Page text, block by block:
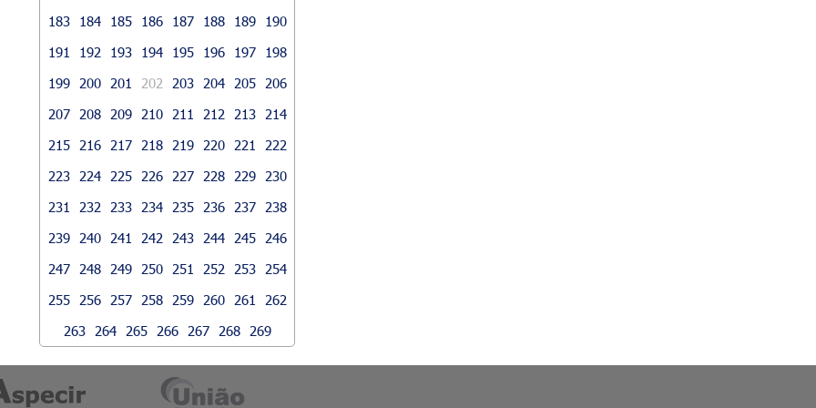
183
184 185 186 187 188 189
190
191
192 193 194 195 196 197
198
199
200 201 202 203 204 205
206
207
208 209 210 211 212 213
214
215
216 217 218 219 220 221
222
223
224 225 226 227 228 229
230
231
232 233 234 235 236 237
238
239
240 241 242 243 244 245
246
247
248 249 250 251 252 253
254
255
256 257 258 259 260 261
262
263
264 265 266 267 268 269